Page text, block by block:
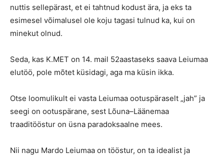
nuttis sellepärast, et ei tahtnud kodust ära, ja eks ta
esimesel võimalusel ole koju tagasi tulnud ka, kui on
minekut olnud.
Seda, kas K.MET on 14. mail 52aastaseks saava Leiumaa
elutöö, pole mõtet küsidagi, aga ma küsin ikka.
Otse loomulikult ei vasta Leiumaa ootuspäraselt „jah” ja
seegi on ootuspärane, sest Lõuna–Läänemaa
traaditööstur on üsna paradoksaalne mees.
Nii nagu Mardo Leiumaa on tööstur, on ta idealist ja